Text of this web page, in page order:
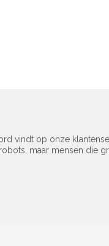
vindt op onze
maar mensen die